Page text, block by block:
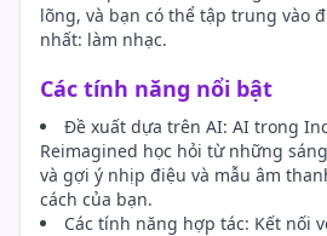
lõng, và bạn có thể tập trung vào
nhất: làm nhạc.
Các tính năng nổi bật
Đề xuất dựa trên AI: AI trong
Reimagined học hỏi từ những
và gợi ý nhịp điệu và mẫu âm
cách của bạn.
Các tính năng hợp tác: Kết nối